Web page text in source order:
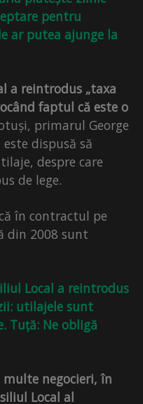
pentru
ar putea ajunge la
a reintrodus „taxa
faptul că este o
primarul George
dispusă să
despre care
de lege.
în contractul pe
din 2008 sunt
Local a reintrodus
utilajele sunt
Tuță: Ne obligă
negocieri, în
Local al